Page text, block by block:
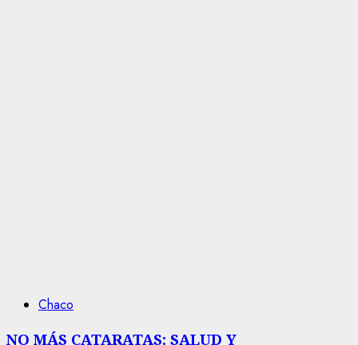
Chaco
NO MÁS CATARATAS: SALUD Y